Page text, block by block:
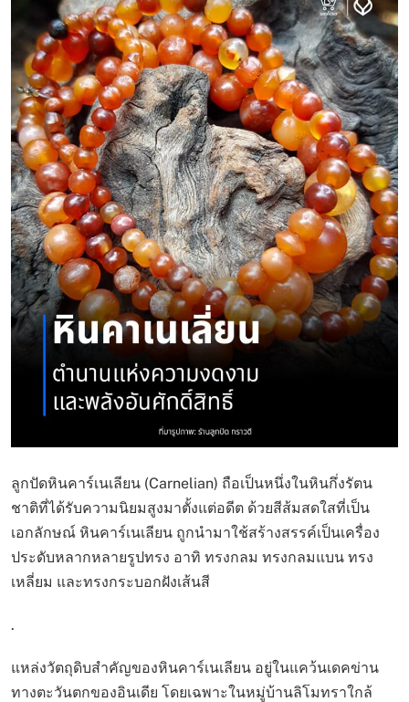
ลูกปัดหินคาร์เนเลียน (Carnelian) ถือเป็นหนึ่งในหินกึ่งรัตน
ชาติที่ได้รับความนิยมสูงมาตั้งแต่อดีต ด้วยสีส้มสดใสที่เป็น
เอกลักษณ์ หินคาร์เนเลียน ถูกนำมาใช้สร้างสรรค์เป็นเครื่อง
ประดับหลากหลายรูปทรง อาทิ ทรงกลม ทรงกลมแบน ทรง
เหลี่ยม และทรงกระบอกฝังเส้นสี
.
แหล่งวัตถุดิบสำคัญของหินคาร์เนเลียน อยู่ในแคว้นเดคข่าน
ทางตะวันตกของอินเดีย โดยเฉพาะในหมู่บ้านลิโมทราใกล้